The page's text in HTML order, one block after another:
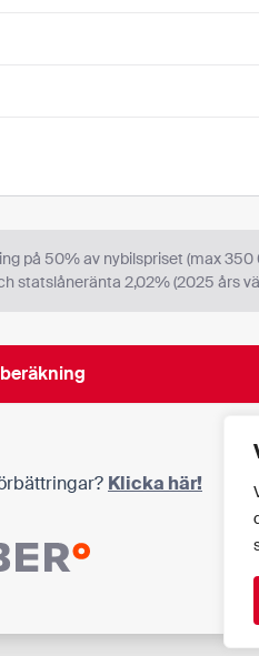
på 50% av nybilspriset (max 350
statslåneränta 2,02% (2025 års
Klicka här!